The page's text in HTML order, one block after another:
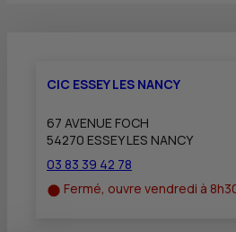
CIC ESSEY LES NANCY
67 AVENUE FOCH
54270 ESSEY LES NANCY
03 83 39 42 78
Fermé, ouvre vendredi à